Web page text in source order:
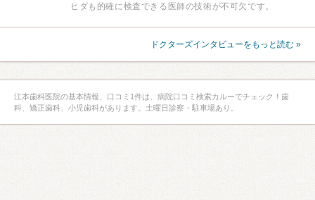
ヒダも的確に検査できる医師の技術が不可欠です。
ドクターズインタビューをもっと読む »
江本歯科医院の基本情報、口コミ1件は、病院口コミ検索カルーでチェック！歯
科、矯正歯科、小児歯科があります。土曜日診察・駐車場あり。